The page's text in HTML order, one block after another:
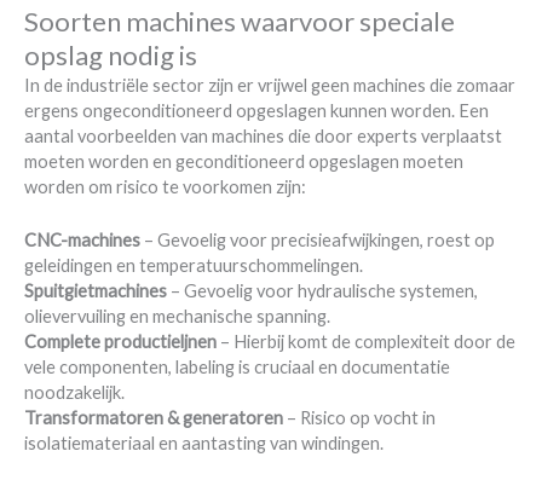
Soorten machines waarvoor speciale
opslag nodig is
In de industriële sector zijn er vrijwel geen machines die zomaar
ergens ongeconditioneerd opgeslagen kunnen worden. Een
aantal voorbeelden van machines die door experts verplaatst
moeten worden en geconditioneerd opgeslagen moeten
worden om risico te voorkomen zijn:
CNC-machines – Gevoelig voor precisieafwijkingen, roest op
geleidingen en temperatuurschommelingen.
Spuitgietmachines – Gevoelig voor hydraulische systemen,
olievervuiling en mechanische spanning.
Complete productieljnen – Hierbij komt de complexiteit door de
vele componenten, labeling is cruciaal en documentatie
noodzakelijk.
Transformatoren & generatoren – Risico op vocht in
isolatiemateriaal en aantasting van windingen.